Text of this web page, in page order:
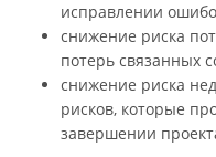
исправлении
снижение риска
потерь связанных
снижение риска
рисков, которые
завершении